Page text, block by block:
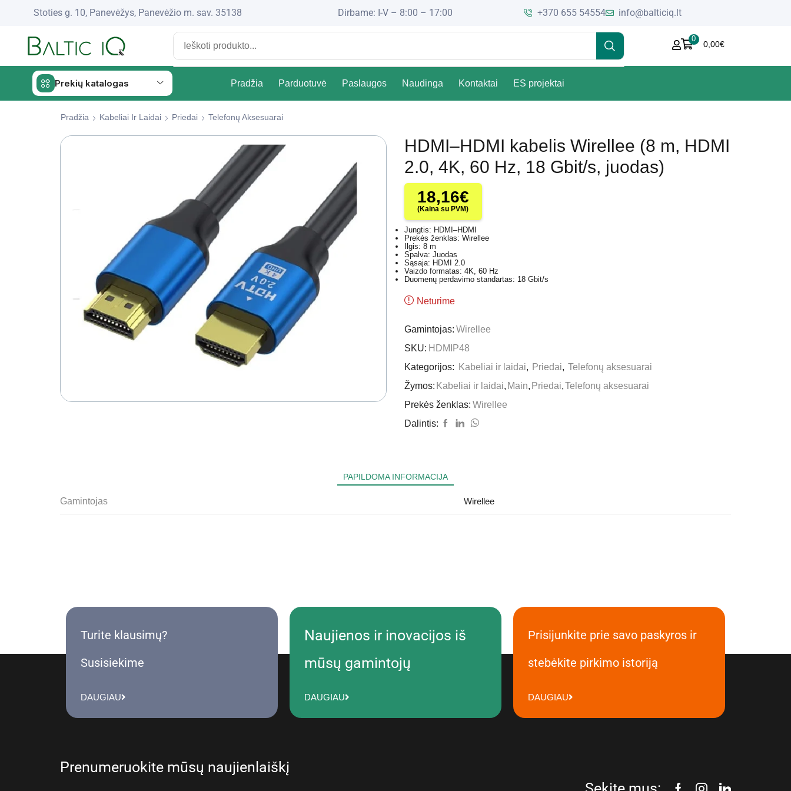
Stoties g. 10, Panevėžys, Panevėžio m. sav. 35138 Dirbame: I-V – 8:00 – 17:00 +370 655 54554 info@balticiq.lt
0
0,00€
Prekių katalogas Pradžia Parduotuvė Paslaugos Naudinga Kontaktai ES projektai
Pradžia Kabeliai Ir Laidai Priedai Telefonų Aksesuarai
HDMI–HDMI kabelis Wirellee (8 m, HDMI
2.0, 4K, 60 Hz, 18 Gbit/s, juodas)
18,16€
(Kaina su PVM)
Jungtis: HDMI–HDMI
Prekės ženklas: Wirellee
Ilgis: 8 m
Spalva: Juodas
Sąsaja: HDMI 2.0
Vaizdo formatas: 4K, 60 Hz
Duomenų perdavimo standartas: 18 Gbit/s
Neturime
Gamintojas: Wirellee
SKU: HDMIP48
Kategorijos:
Kabeliai ir laidai, Priedai, Telefonų aksesuarai
Žymos: Kabeliai ir laidai, Main, Priedai,Telefonų aksesuarai
Prekės ženklas: Wirellee
Dalintis:
PAPILDOMA INFORMACIJA
Gamintojas Wirellee
Turite klausimų?
Susisiekime
DAUGIAU
Naujienos ir inovacijos iš
mūsų gamintojų
DAUGIAU
Prisijunkite prie savo paskyros ir
stebėkite pirkimo istoriją
DAUGIAU
Prenumeruokite mūsų naujienlaiškį